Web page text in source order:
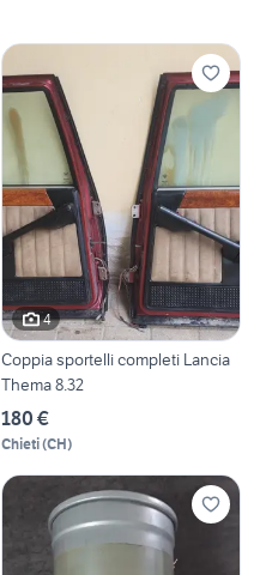
4
Coppia sportelli completi Lancia
Thema 8.32
180 €
Chieti(CH)